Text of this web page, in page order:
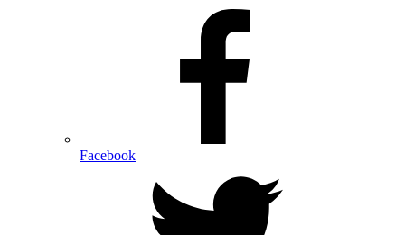
Facebook